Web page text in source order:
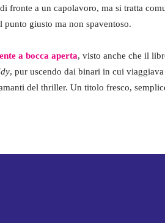
fronte a un capolavoro, ma si tratta
giusto ma non spaventoso.
a bocca aperta, visto anche che il
, pur uscendo dai binari in cui
del thriller. Un titolo fresco,